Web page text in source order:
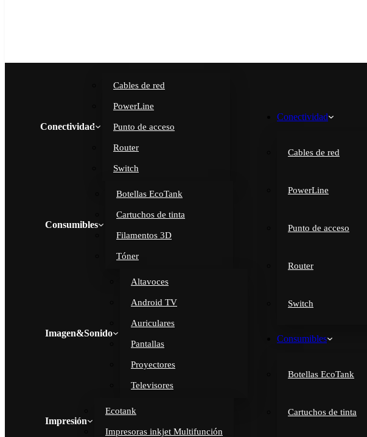
Conectividad
Cables de red
PowerLine
Punto de acceso
Router
Switch
Consumibles
Botellas EcoTank
Cartuchos de tinta
Filamentos 3D
Tóner
Imagen&Sonido
Altavoces
Android TV
Auriculares
Pantallas
Proyectores
Televisores
Impresión
Ecotank
Impresoras inkjet Multifunción
Conectividad
Cables de red
PowerLine
Punto de acceso
Router
Switch
Consumibles
Botellas EcoTank
Cartuchos de tinta